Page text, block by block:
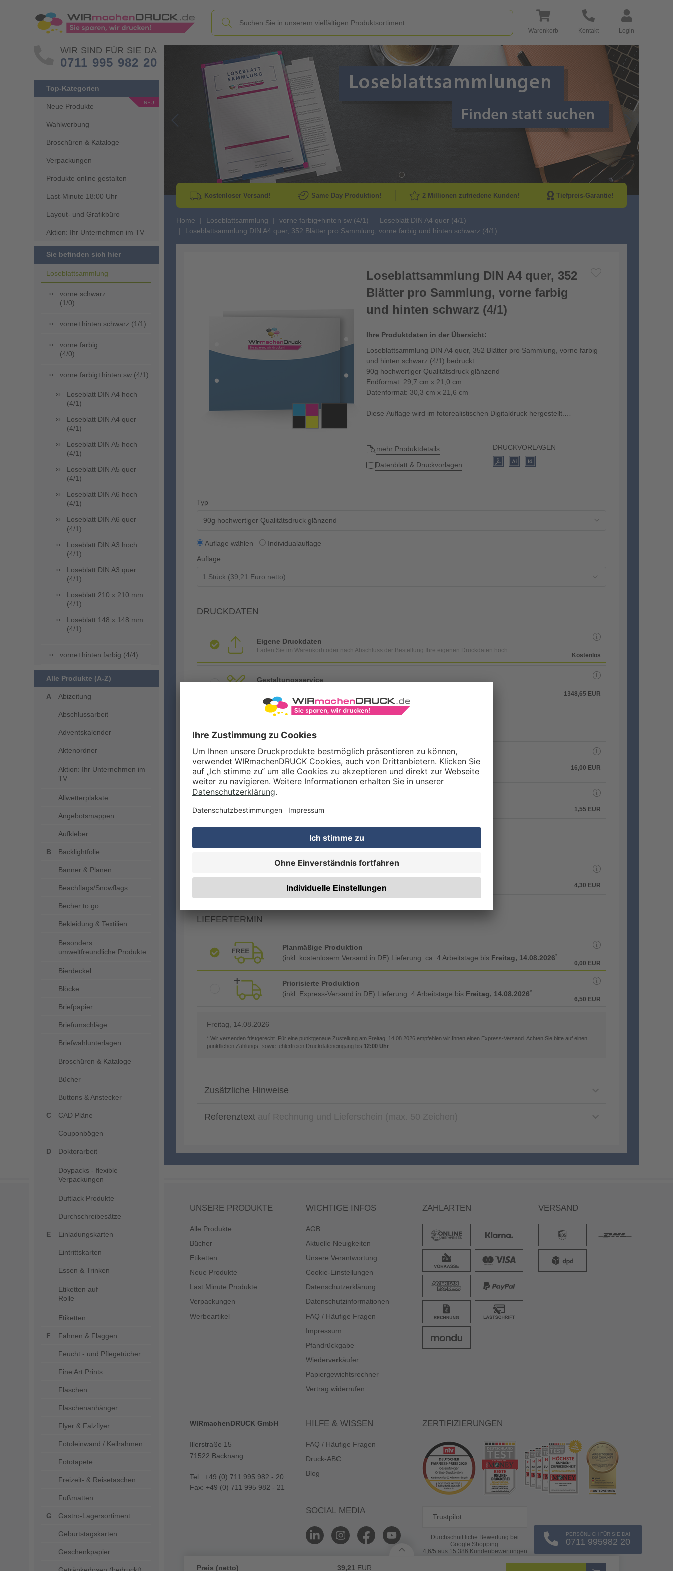
Warenkorb Kontakt Login
WIR SIND FÜR SIE DA
0711 995 982 20
Top-Kategorien
Neue Produkte
Wahlwerbung
Broschüren & Kataloge
Verpackungen
Produkte online gestalten
Last-Minute 18:00 Uhr
Layout- und Grafikbüro
Aktion: Ihr Unternehmen im TV
Sie befinden sich hier
Loseblattsammlung
vorne schwarz
(1/0)
vorne+hinten schwarz (1/1)
vorne farbig
(4/0)
vorne farbig+hinten sw (4/1)
Loseblatt DIN A4 hoch
(4/1)
Loseblatt DIN A4 quer
(4/1)
Loseblatt DIN A5 hoch
(4/1)
Loseblatt DIN A5 quer
(4/1)
Loseblatt DIN A6 hoch
(4/1)
Loseblatt DIN A6 quer
(4/1)
Loseblatt DIN A3 hoch
(4/1)
Loseblatt DIN A3 quer
(4/1)
Loseblatt 210 x 210 mm
(4/1)
Loseblatt 148 x 148 mm
(4/1)
vorne+hinten farbig (4/4)
Alle Produkte (A-Z)
Abizeitung
Abschlussarbeit
Adventskalender
Aktenordner
Aktion: Ihr Unternehmen im
TV
Allwetterplakate
Angebotsmappen
Aufkleber
Backlightfolie
Banner & Planen
Beachflags/Snowflags
Becher to go
Bekleidung & Textilien
Besonders
umweltfreundliche Produkte
Bierdeckel
Blöcke
Briefpapier
Briefumschläge
Briefwahlunterlagen
Broschüren & Kataloge
Bücher
Buttons & Anstecker
CAD Pläne
Couponbögen
Doktorarbeit
Doypacks - flexible
Verpackungen
Duftlack Produkte
Durchschreibesätze
Einladungskarten
Eintrittskarten
Essen & Trinken
Etiketten auf
Rolle
Etiketten
Fahnen & Flaggen
Feucht - und Pflegetücher
Fine Art Prints
Flaschen
Flaschenanhänger
Flyer & Falzflyer
Fotoleinwand / Keilrahmen
Fototapete
Freizeit- & Reisetaschen
Fußmatten
Gastro-Lagersortiment
Geburtstagskarten
Geschenkpapier
Go to Previous Slide Go to Next
Kostenloser Versand! Same Day Produktion! 2 Millionen zufriedene Kunden! Tiefpreis-Garantie!
Home Loseblattsammlung vorne farbig+hinten sw (4/1)
Loseblatt DIN A4 quer (4/1)
Loseblattsammlung DIN A4 quer, 352 Blätter pro Sammlung, vorne farbig und hinten schwarz (4/1)
Loseblattsammlung DIN A4 quer, 352
Blätter pro Sammlung, vorne farbig
und hinten schwarz (4/1)
Ihre Produktdaten in der Übersicht:
Loseblattsammlung DIN A4 quer, 352 Blätter pro Sammlung, vorne farbig
und hinten schwarz (4/1) bedruckt
90g hochwertiger Qualitätsdruck glänzend
Endformat: 29,7 cm x 21,0 cm
Datenformat: 30,3 cm x 21,6 cm
Diese Auflage wird im fotorealistischen Digitaldruck hergestellt.
mehr Produktdetails
Datenblatt & Druckvorlagen
DRUCKVORLAGEN
Typ
90g hochwertiger Qualitätsdruck glänzend
Auflage wählen
Individualauflage
Auflage
DRUCKDATEN
Eigene Druckdaten
Laden Sie im Warenkorb oder nach Abschluss der Bestellung Ihre eigenen Druckdaten hoch.
Kostenlos
Gestaltungsservice
1348,65 EUR
Qualitätskontrolle (von Experten empf.)
16,00 EUR
1,55 EUR
VERARBEITUNG & VEREDELUNG
Abheftlochung (2 Loch)
4,30 EUR
LIEFERTERMIN
Planmäßige Produktion
(inkl. kostenlosem Versand in DE) Lieferung: ca. 4 Arbeitstage bis Freitag, 14.08.2026*
0,00 EUR
Priorisierte Produktion
(inkl. Express-Versand in DE) Lieferung: 4 Arbeitstage bis Freitag, 14.08.2026*
6,50 EUR
Freitag, 14.08.2026
* Wir versenden fristgerecht. Für eine punktgenaue Zustellung am Freitag, 14.08.2026 empfehlen wir Ihnen einen Express-Versand. Achten Sie bitte auf einen
pünktlichen Zahlungs- sowie fehlerfreien Druckdateneingang bis 12:00 Uhr
Zusätzliche Hinweise
Referenztext
Preis (netto) 39,21 EUR
PERSÖNLICH FÜR SIE DA!
0711 995982 20
UNSERE PRODUKTE
Alle Produkte
Bücher
Etiketten
Neue Produkte
Last Minute Produkte
Verpackungen
Werbeartikel
WICHTIGE INFOS
AGB
Aktuelle Neuigkeiten
Unsere Verantwortung
Cookie-Einstellungen
Datenschutzerklärung
Datenschutzinformationen
FAQ / Häufige Fragen
Impressum
Pfandrückgabe
Wiederverkäufer
Papiergewichtsrechner
Vertrag widerrufen
ZAHLARTEN VERSAND
WIRmachenDRUCK GmbH
Illerstraße 15
71522 Backnang
Tel.: +49 (0) 711 995 982 - 20
Fax: +49 (0) 711 995 982 - 21
HILFE & WISSEN
FAQ / Häufige Fragen
Druck-ABC
Blog
SOCIAL MEDIA
ZERTIFIZIERUNGEN
Trustpilot
Durchschnittliche Bewertung bei
Google Shopping:
4,6/5 aus 15.386 Kundenbewertungen